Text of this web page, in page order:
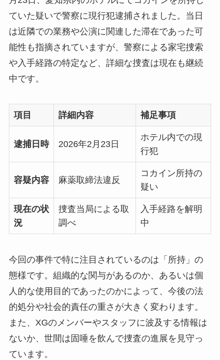
ていた疑いで警察に現行犯逮捕されました。当日
は近隣での業務や公演に関連した滞在であった可
能性も指摘されていますが、警察による家宅捜索
や入手経路の特定など、詳細な捜査は現在も継続
中です。
項目 詳細内容 補足事項
逮捕日時 2026年2月23日
ホテル内での現
行犯
容疑内容 麻薬取締法違反
コカイン所持の
疑い
現在の状
況
捜査当局による取
調べ
入手経路を解明
中
今回の事件で特に注目されているのは「所持」の
態様です。組織的な関与があるのか、あるいは個
人的な使用目的であったのかによって、今後の法
的処分や社会的責任の重さが大きく変わります。
また、XGのメンバーやスタッフに波及する情報は
ないか、世間は固唾を飲んで捜査の進展を見守っ
ています。